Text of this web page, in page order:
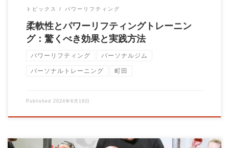
トピックス パワーリフティング
柔軟性とパワーリフティングトレーニン
グ：驚くべき効果と実践方法
パワーリフティング パーソナルジム
パーソナルトレーニング 町田
Published 2024年6月19日